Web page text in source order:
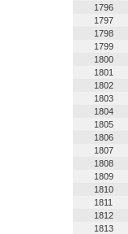
1796
1797
1798
1799
1800
1801
1802
1803
1804
1805
1806
1807
1808
1809
1810
1811
1812
1813